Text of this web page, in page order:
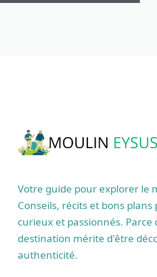
Votre guide pour explorer le
Conseils, récits et bons
curieux et passionnés. Parce
destination mérite d'être
authenticité.